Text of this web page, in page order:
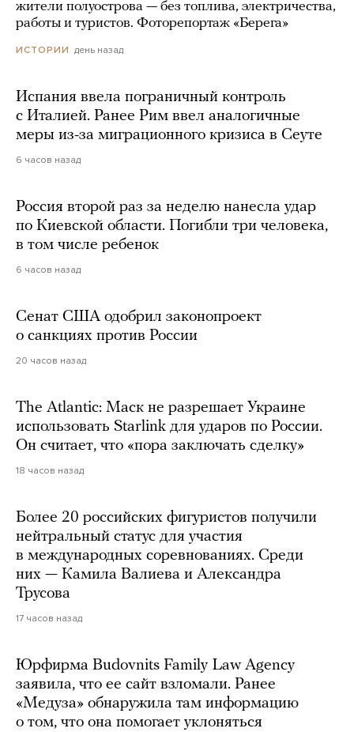
жители полуострова — без топлива, электричества,
работы и туристов. Фоторепортаж «Берега»
ИСТОРИИ день назад
Испания ввела пограничный контроль
с Италией. Ранее Рим ввел аналогичные
меры из-за миграционного кризиса в Сеуте
6 часов назад
Россия второй раз за неделю нанесла удар
по Киевской области. Погибли три человека,
в том числе ребенок
6 часов назад
Сенат США одобрил законопроект
о санкциях против России
20 часов назад
The Atlantic: Маск не разрешает Украине
использовать Starlink для ударов по России.
Он считает, что «пора заключать сделку»
18 часов назад
Более 20 российских фигуристов получили
нейтральный статус для участия
в международных соревнованиях. Среди
них — Камила Валиева и Александра
Трусова
17 часов назад
Юрфирма Budovnits Family Law Agency
заявила, что ее сайт взломали. Ранее
«Медуза» обнаружила там информацию
о том, что она помогает уклоняться